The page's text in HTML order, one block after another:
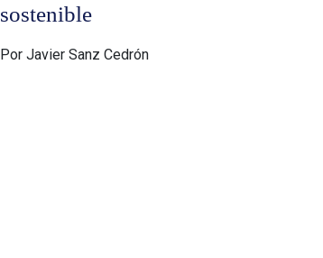
sostenible
Por Javier Sanz Cedrón